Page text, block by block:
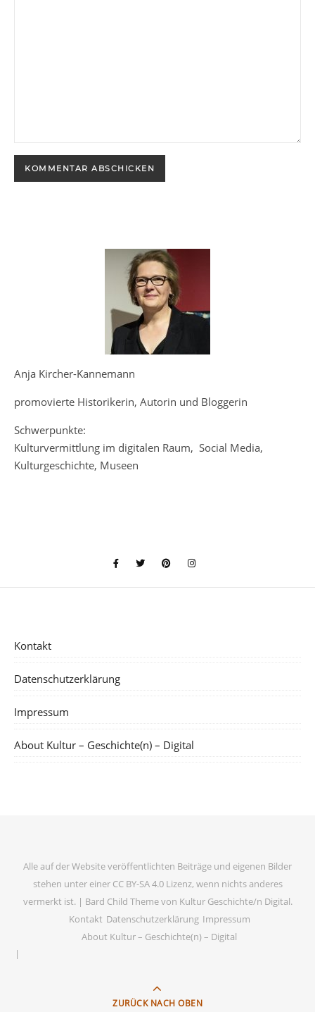
Anja Kircher-Kannemann
promovierte Historikerin, Autorin und Bloggerin
Schwerpunkte:
Kulturvermittlung im digitalen Raum, Social Media,
Kulturgeschichte, Museen
Kontakt
Datenschutzerklärung
Impressum
About Kultur – Geschichte(n) – Digital
Alle auf der Website veröffentlichten Beiträge und eigenen Bilder
stehen unter einer CC BY-SA 4.0 Lizenz, wenn nichts anderes
vermerkt ist. | Bard Child Theme von Kultur Geschichte/n Digital.
Kontakt Datenschutzerklärung Impressum
About Kultur – Geschichte(n) – Digital
ZURÜCK NACH OBEN